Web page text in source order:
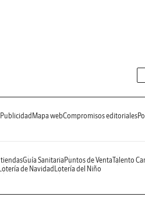
Publicidad Mapa webCompromisos editoriales
tiendasGuía Sanitaria Puntos de VentaTalento
Lotería de Navidad Lotería del Niño